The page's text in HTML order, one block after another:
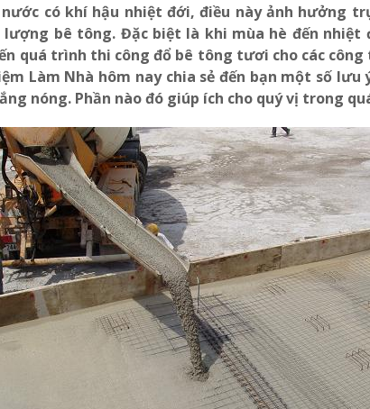
có khí hậu nhiệt đới, điều này ảnh hưởng
bê tông. Đặc biệt là khi mùa hè đến nhiệt
quá trình thi công đổ bê tông tươi cho các
Làm Nhà hôm nay chia sẻ đến bạn một số
nóng. Phần nào đó giúp ích cho quý vị trong